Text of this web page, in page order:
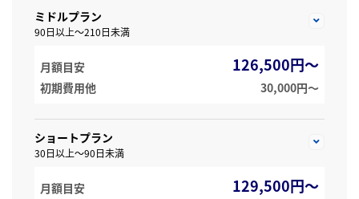
ミドルプラン
90日以上～210日未満
月額目安 126,500円～
初期費用他 30,000円〜
ショートプラン
30日以上～90日未満
月額目安 129,500円～